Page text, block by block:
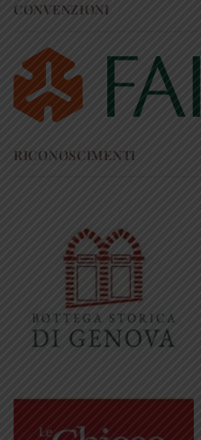
CONVENZIONI
RICONOSCIMENTI